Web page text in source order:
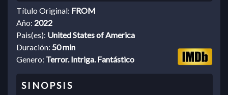
Título Original: FROM
Año: 2022
Pais(es): United States of America
Duración: 50 min
Genero: Terror. Intriga. Fantástico